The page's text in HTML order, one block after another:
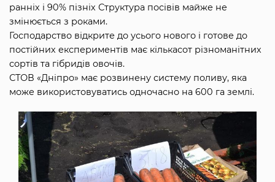
ранніх і 90% пізніх Структура посівів майже не
змінюється з роками.
Господарство відкрите до усього нового і готове до
постійних експериментів має кількасот різноманітних
сортів та гібридів овочів.
СТОВ «Дніпро» має розвинену систему поливу, яка
може використовуватись одночасно на 600 га землі.